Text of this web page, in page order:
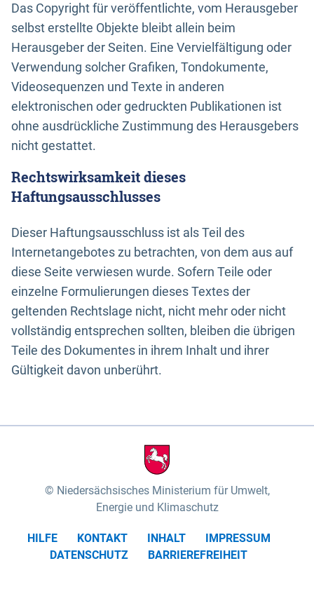
Das Copyright für veröffentlichte, vom Herausgeber
selbst erstellte Objekte bleibt allein beim
Herausgeber der Seiten. Eine Vervielfältigung oder
Verwendung solcher Grafiken, Tondokumente,
Videosequenzen und Texte in anderen
elektronischen oder gedruckten Publikationen ist
ohne ausdrückliche Zustimmung des Herausgebers
nicht gestattet.
Rechtswirksamkeit dieses
Haftungsausschlusses
Dieser Haftungsausschluss ist als Teil des
Internetangebotes zu betrachten, von dem aus auf
diese Seite verwiesen wurde. Sofern Teile oder
einzelne Formulierungen dieses Textes der
geltenden Rechtslage nicht, nicht mehr oder nicht
vollständig entsprechen sollten, bleiben die übrigen
Teile des Dokumentes in ihrem Inhalt und ihrer
Gültigkeit davon unberührt.
Niedersächsisches Ministerium für Umwelt,
Energie und Klimaschutz
HILFE KONTAKT INHALT
IMPRESSUM
DATENSCHUTZ
BARRIEREFREIHEIT